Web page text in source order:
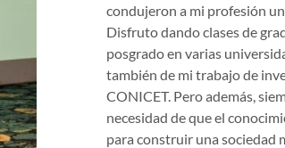
condujeron a mi profesión
Disfruto dando clases de
posgrado en varias
también de mi trabajo de
CONICET. Pero además,
necesidad de que el
para construir una sociedad